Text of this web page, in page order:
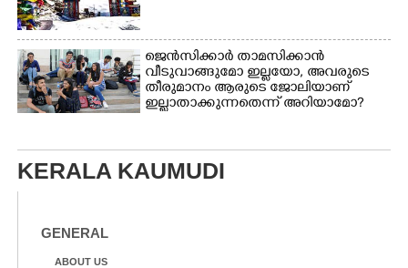
ജെൻസിക്കാർ താമസിക്കാൻ
വീടുവാങ്ങുമോ ഇല്ലയോ, അവരുടെ
തീരുമാനം ആരുടെ ജോലിയാണ്
ഇല്ലാതാക്കുന്നതെന്ന് അറിയാമോ?
KERALA KAUMUDI
GENERAL
ABOUT US